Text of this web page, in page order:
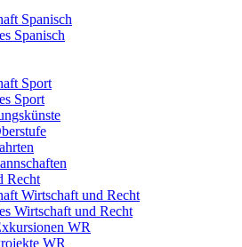
Spanisch
Spanisch
Sport
Sport
Recht
Wirtschaft und Recht
Wirtschaft und Recht
WR
WR